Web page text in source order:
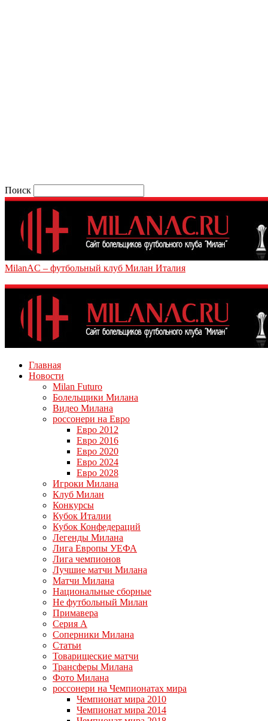
Поиск
MilanAC – футбольный клуб Милан Италия
Главная
Новости
Milan Futuro
Болельщики Милана
Видео Милана
россонери на Евро
Евро 2012
Евро 2016
Евро 2020
Евро 2024
Евро 2028
Игроки Милана
Клуб Милан
Конкурсы
Кубок Италии
Кубок Конфедераций
Легенды Милана
Лига Европы УЕФА
Лига чемпионов
Лучшие матчи Милана
Матчи Милана
Национальные сборные
Не футбольный Милан
Примавера
Серия А
Соперники Милана
Статьи
Товарищеские матчи
Трансферы Милана
Фото Милана
россонери на Чемпионатах мира
Чемпионат мира 2010
Чемпионат мира 2014